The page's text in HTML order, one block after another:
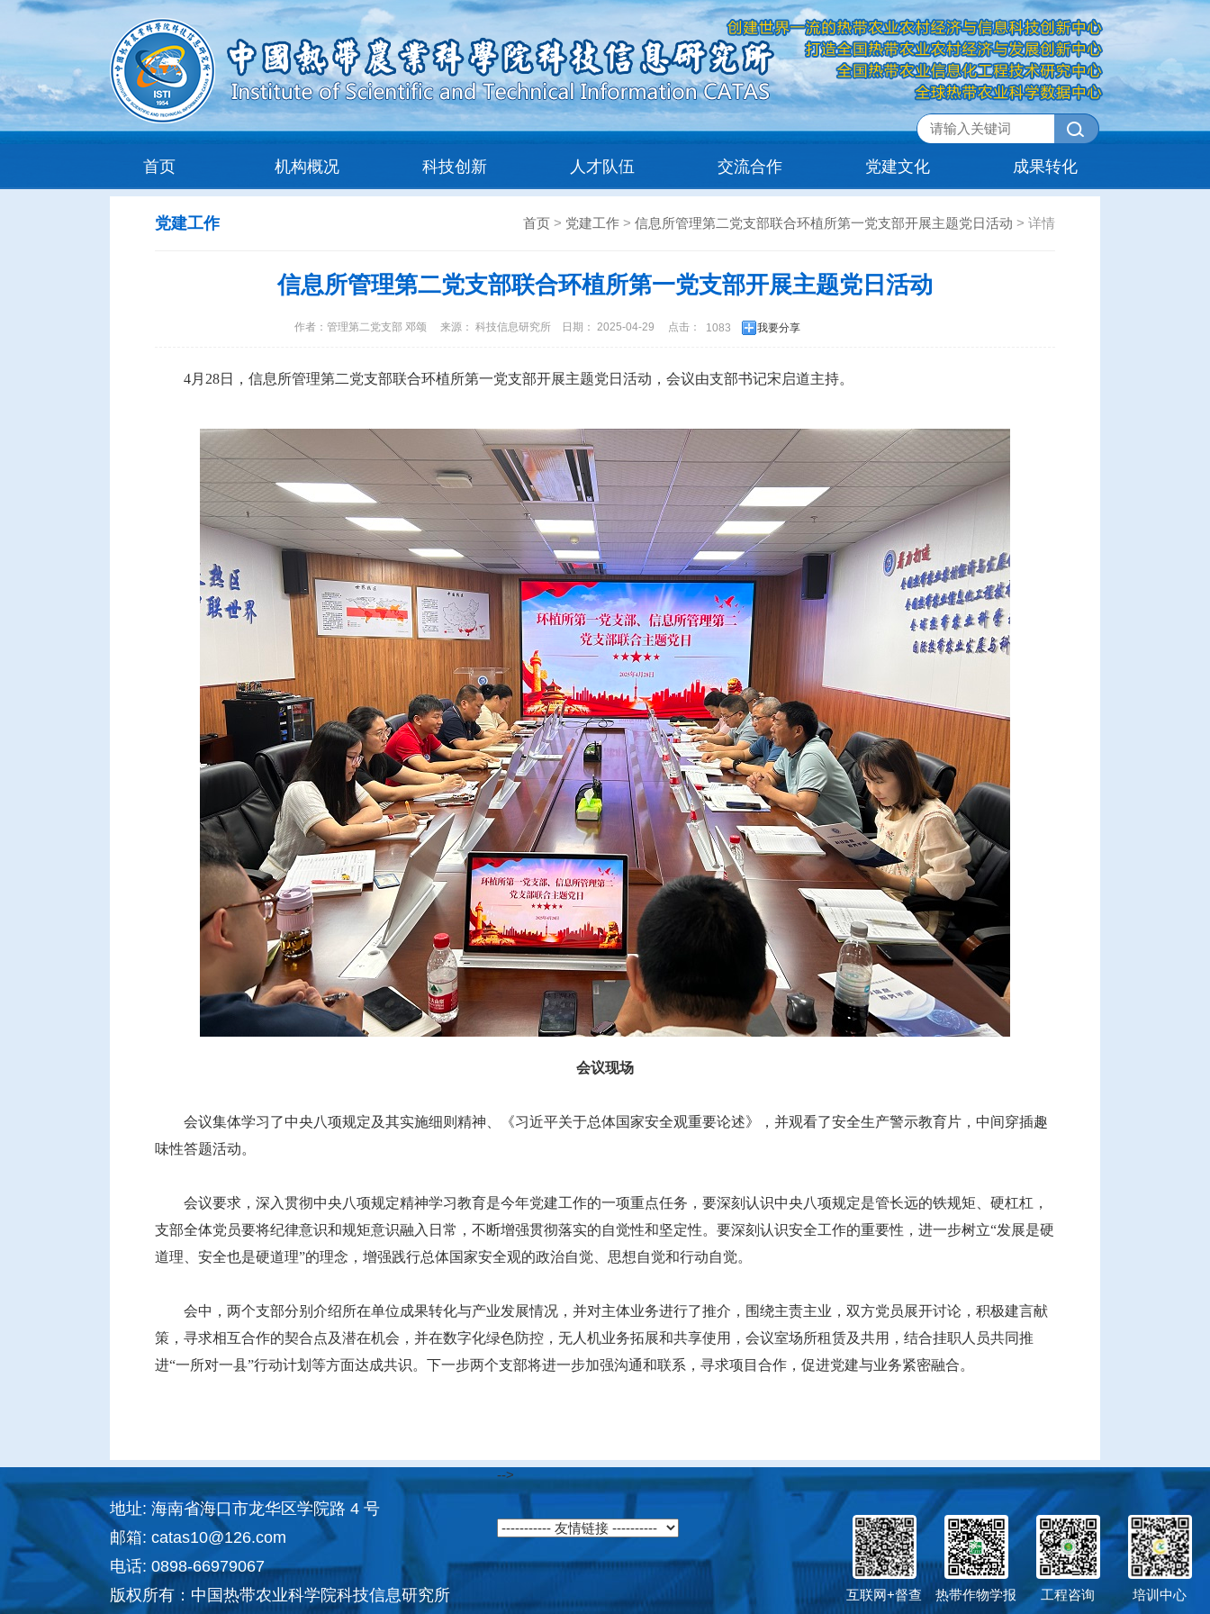
首页 机构概况 科技创新 人才队伍 交流合作 党建文化 成果转化
党建工作 首页 > 党建工作 > 信息所管理第二党支部联合环植所第一党支部开展主题党日活动 > 详情
信息所管理第二党支部联合环植所第一党支部开展主题党日活动
作者： 管理第二党支部 邓颂 来源： 科技信息研究所 日期： 2025-04-29 点击： 1083 我要分享
4月28日，信息所管理第二党支部联合环植所第一党支部开展主题党日活动，会议由支部书记宋启道主持。
会议现场
会议集体学习了中央八项规定及其实施细则精神、《习近平关于总体国家安全观重要论述》，并观看了安全生产警示教育片，中间穿插趣
味性答题活动。
会议要求，深入贯彻中央八项规定精神学习教育是今年党建工作的一项重点任务，要深刻认识中央八项规定是管长远的铁规矩、硬杠杠，
支部全体党员要将纪律意识和规矩意识融入日常，不断增强贯彻落实的自觉性和坚定性。要深刻认识安全工作的重要性，进一步树立“发展是硬
道理、安全也是硬道理”的理念，增强践行总体国家安全观的政治自觉、思想自觉和行动自觉。
会中，两个支部分别介绍所在单位成果转化与产业发展情况，并对主体业务进行了推介，围绕主责主业，双方党员展开讨论，积极建言献
策，寻求相互合作的契合点及潜在机会，并在数字化绿色防控，无人机业务拓展和共享使用，会议室场所租赁及共用，结合挂职人员共同推
进“一所对一县”行动计划等方面达成共识。下一步两个支部将进一步加强沟通和联系，寻求项目合作，促进党建与业务紧密融合。
地址: 海南省海口市龙华区学院路 4 号
邮箱: catas10@126.com
电话: 0898-66979067
版权所有：中国热带农业科学院科技信息研究所
-->
互联网+督查 热带作物学报 工程咨询 培训中心